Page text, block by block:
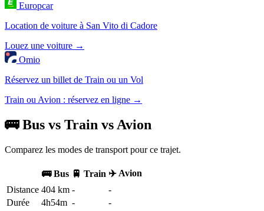
Europcar
Location de voiture à San Vito di Cadore
Louez une voiture →
Omio
Réservez un billet de Train ou un Vol
Train ou Avion : réservez en ligne →
🚌 Bus vs Train vs Avion
Comparez les modes de transport pour ce trajet.
🚌 Bus 🚆 Train ✈️ Avion
Distance 404 km -
-
Durée
4h54m -
-